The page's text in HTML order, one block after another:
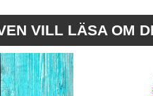
VILL LÄSA OM